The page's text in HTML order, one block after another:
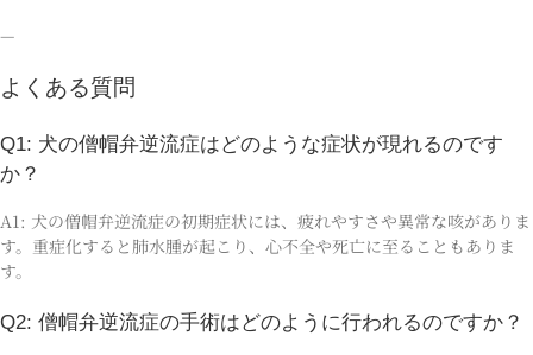
—
よくある質問
Q1: 犬の僧帽弁逆流症はどのような症状が現れるのです
か？
A1: 犬の僧帽弁逆流症の初期症状には、疲れやすさや異常な咳がありま
す。重症化すると肺水腫が起こり、心不全や死亡に至ることもありま
す。
Q2: 僧帽弁逆流症の手術はどのように行われるのですか？